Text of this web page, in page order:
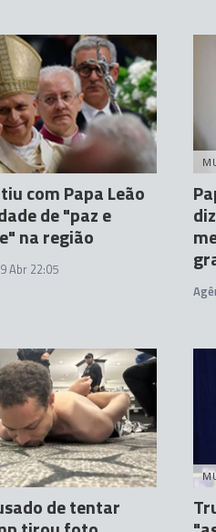
com Papa Leão
de "paz e
na região
Abr 22:05
de tentar